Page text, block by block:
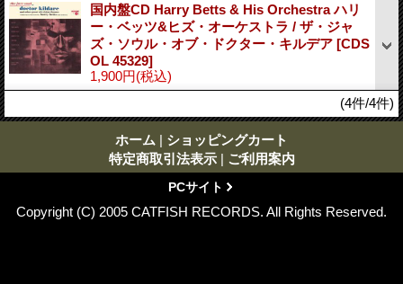
国内盤CD Harry Betts & His Orchestra ハリ
ー・ベッツ&ヒズ・オーケストラ / ザ・ジャ
ズ・ソウル・オブ・ドクター・キルデア [CDS
OL 45329]
1,900円(税込)
(4件/4件)
ホーム | ショッピングカート
特定商取引法表示 | ご利用案内
PCサイト
Copyright (C) 2005 CATFISH RECORDS. All Rights Reserved.